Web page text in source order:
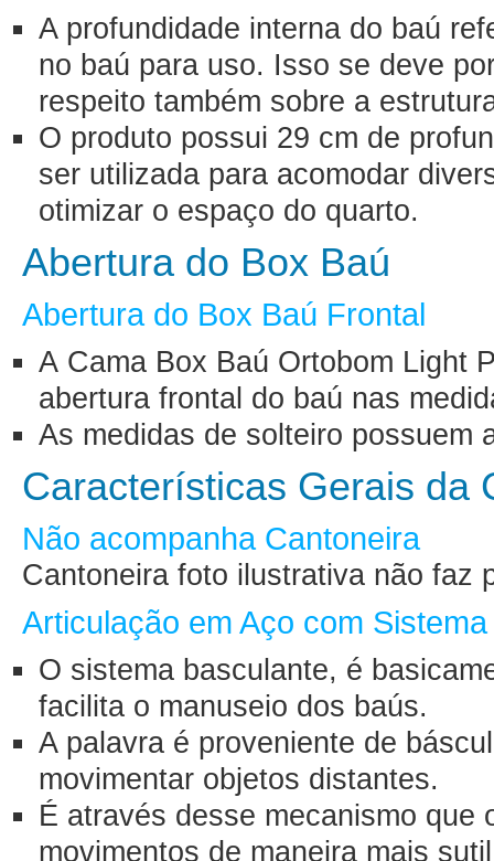
A profundidade interna do baú
no baú para uso. Isso se deve
respeito também sobre a
O produto possui 29 cm de
ser utilizada para acomodar
otimizar o espaço do quarto.
Abertura do Box Baú
Abertura do Box Baú Frontal
A Cama Box Baú Ortobom Light
abertura frontal do baú nas
As medidas de solteiro possuem
Características Gerais da
Não acompanha Cantoneira
Cantoneira foto ilustrativa não faz
Articulação em Aço com
O sistema basculante, é
facilita o manuseio dos baús.
A palavra é proveniente de
movimentar objetos distantes.
É através desse mecanismo que
movimentos de maneira mais